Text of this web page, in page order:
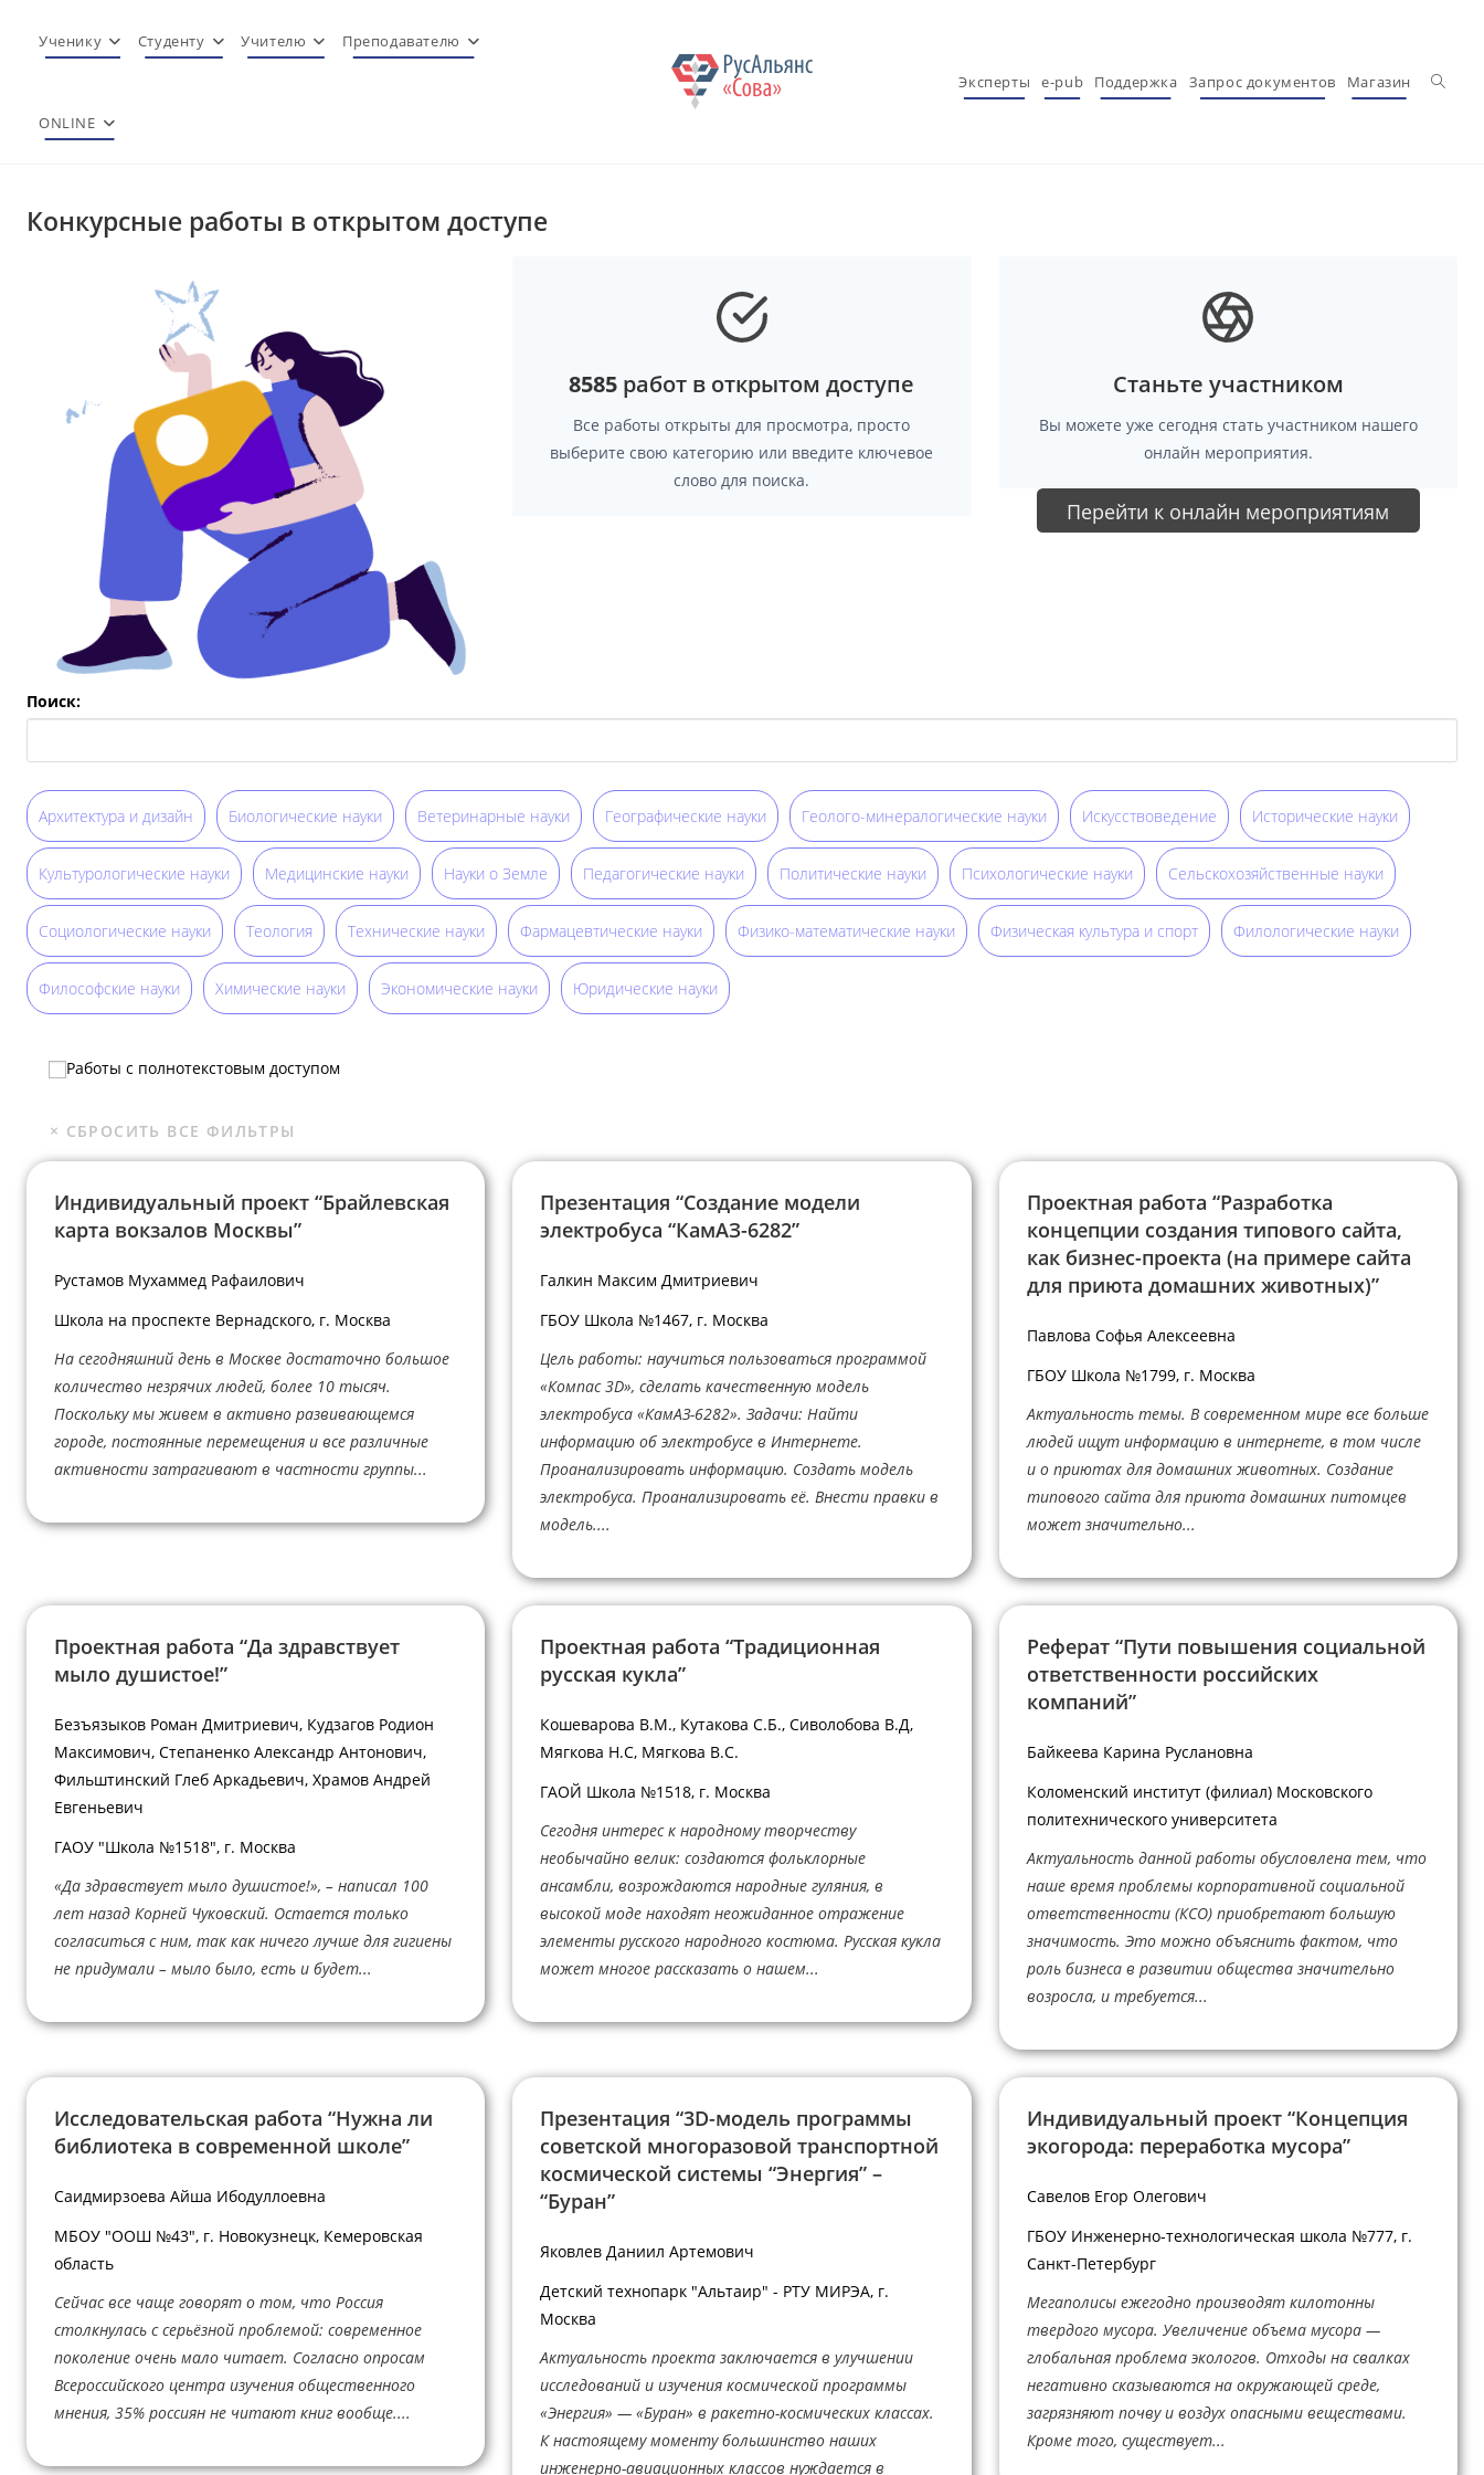
Ученику Студенту Учителю Преподавателю
ONLINE
Эксперты e-pub Поддержка Запрос документов Магазин
Конкурсные работы в открытом доступе
8585 работ в открытом доступе
Все работы открыты для просмотра, просто
выберите свою категорию или введите ключевое
слово для поиска.
Станьте участником
Вы можете уже сегодня стать участником нашего
онлайн мероприятия.
Перейти к онлайн мероприятиям
Поиск:
Архитектура и дизайн Биологические науки Ветеринарные науки Географические науки Геолого-минералогические науки Искусствоведение Исторические науки
Культурологические науки Медицинские науки Науки о Земле Педагогические науки Политические науки Психологические науки Сельскохозяйственные науки
Социологические науки Теология Технические науки Фармацевтические науки Физико-математические науки Физическая культура и спорт Филологические науки
Философские науки Химические науки Экономические науки Юридические науки
Работы с полнотекстовым доступом
Индивидуальный проект “Брайлевская
карта вокзалов Москвы”
Рустамов Мухаммед Рафаилович
Школа на проспекте Вернадского, г. Москва
На сегодняшний день в Москве достаточно большое
количество незрячих людей, более 10 тысяч.
Поскольку мы живем в активно развивающемся
городе, постоянные перемещения и все различные
активности затрагивают в частности группы...
Презентация “Создание модели
электробуса “КамАЗ-6282”
Галкин Максим Дмитриевич
ГБОУ Школа №1467, г. Москва
Цель работы: научиться пользоваться программой
«Компас 3D», сделать качественную модель
электробуса «КамАЗ-6282». Задачи: Найти
информацию об электробусе в Интернете.
Проанализировать информацию. Создать модель
электробуса. Проанализировать её. Внести правки в
модель....
Проектная работа “Разработка
концепции создания типового сайта,
как бизнес-проекта (на примере сайта
для приюта домашних животных)”
Павлова Софья Алексеевна
ГБОУ Школа №1799, г. Москва
Актуальность темы. В современном мире все больше
людей ищут информацию в интернете, в том числе
и о приютах для домашних животных. Создание
типового сайта для приюта домашних питомцев
может значительно...
Проектная работа “Да здравствует
мыло душистое!”
Безъязыков Роман Дмитриевич, Кудзагов Родион
Максимович, Степаненко Александр Антонович,
Фильштинский Глеб Аркадьевич, Храмов Андрей
Евгеньевич
ГАОУ "Школа №1518", г. Москва
«Да здравствует мыло душистое!», – написал 100
лет назад Корней Чуковский. Остается только
согласиться с ним, так как ничего лучше для гигиены
не придумали – мыло было, есть и будет...
Проектная работа “Традиционная
русская кукла”
Кошеварова В.М., Кутакова С.Б., Сиволобова В.Д,
Мягкова Н.С, Мягкова В.С.
ГАОЙ Школа №1518, г. Москва
Сегодня интерес к народному творчеству
необычайно велик: создаются фольклорные
ансамбли, возрождаются народные гуляния, в
высокой моде находят неожиданное отражение
элементы русского народного костюма. Русская кукла
может многое рассказать о нашем...
Реферат “Пути повышения социальной
ответственности российских
компаний”
Байкеева Карина Руслановна
Коломенский институт (филиал) Московского
политехнического университета
Актуальность данной работы обусловлена тем, что
наше время проблемы корпоративной социальной
ответственности (КСО) приобретают большую
значимость. Это можно объяснить фактом, что
роль бизнеса в развитии общества значительно
возросла, и требуется...
Исследовательская работа “Нужна ли
библиотека в современной школе”
Саидмирзоева Айша Ибодуллоевна
МБОУ "ООШ №43", г. Новокузнецк, Кемеровская
область
Сейчас все чаще говорят о том, что Россия
столкнулась с серьёзной проблемой: современное
поколение очень мало читает. Согласно опросам
Всероссийского центра изучения общественного
мнения, 35% россиян не читают книг вообще....
Презентация “3D-модель программы
советской многоразовой транспортной
космической системы “Энергия” –
“Буран”
Яковлев Даниил Артемович
Детский технопарк "Альтаир" - РТУ МИРЭА, г.
Москва
Актуальность проекта заключается в улучшении
исследований и изучения космической программы
«Энергия» — «Буран» в ракетно-космических классах.
К настоящему моменту большинство наших
инженерно-авиационных классов нуждается в
Индивидуальный проект “Концепция
экогорода: переработка мусора”
Савелов Егор Олегович
ГБОУ Инженерно-технологическая школа №777, г.
Санкт-Петербург
Мегаполисы ежегодно производят килотонны
твердого мусора. Увеличение объема мусора —
глобальная проблема экологов. Отходы на свалках
негативно сказываются на окружающей среде,
загрязняют почву и воздух опасными веществами.
Кроме того, существует...